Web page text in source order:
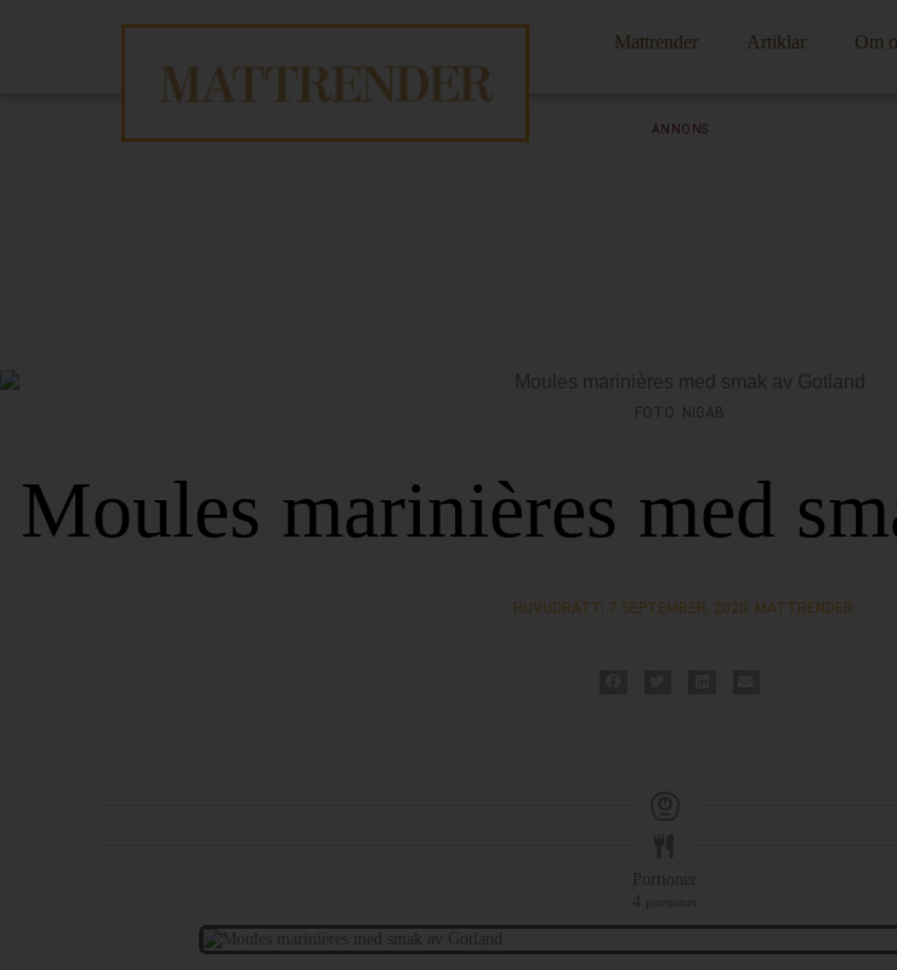
Mattrender Artiklar Om
ANNONS
FOTO: NIGAB
Moules marinières med
HUVUDRÄTT 7 SEPTEMBER, 2020 MATTRENDER
Portioner
4